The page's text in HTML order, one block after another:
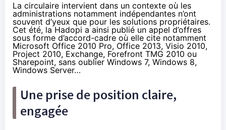
La circulaire intervient dans un contexte où les
administrations notamment indépendantes n’ont
souvent d’yeux que pour les solutions propriétaires.
Cet été, la Hadopi a ainsi publié un appel d’offres
sous forme d’accord-cadre où elle cite notamment
Microsoft Office 2010 Pro, Office 2013, Visio 2010,
Project 2010, Exchange, Forefront TMG 2010 ou
Sharepoint, sans oublier Windows 7, Windows 8,
Windows Server…
Une prise de position claire,
engagée